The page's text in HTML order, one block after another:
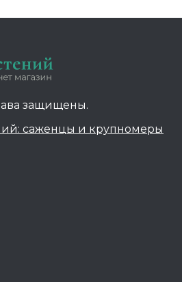
защищены.
саженцы и крупномеры